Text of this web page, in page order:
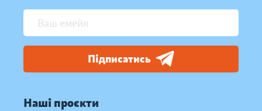
Підписатись
Наші проєкти